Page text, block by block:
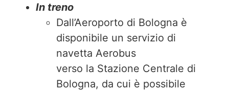
In treno
Dall’Aeroporto di Bologna è
disponibile un servizio di
navetta Aerobus
verso la Stazione Centrale di
Bologna, da cui è possibile